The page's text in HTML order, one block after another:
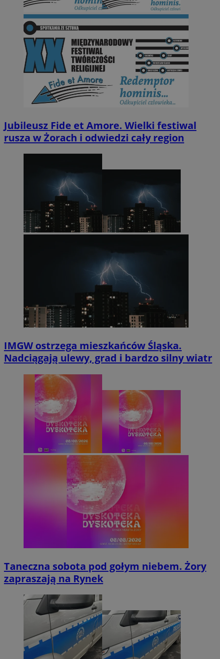
Jubileusz Fide et Amore. Wielki festiwal
rusza w Żorach i odwiedzi cały region
IMGW ostrzega mieszkańców Śląska.
Nadciągają ulewy, grad i bardzo silny wiatr
Taneczna sobota pod gołym niebem. Żory
zapraszają na Rynek